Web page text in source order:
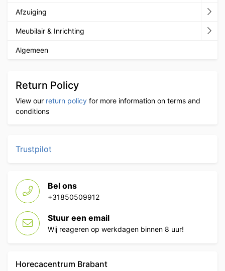
Afzuiging
Meubilair & Inrichting
Algemeen
Return Policy
View our return policy for more information on terms and
conditions
Trustpilot
Bel ons
+31850509912
Stuur een email
Wij reageren op werkdagen binnen 8 uur!
Horecacentrum Brabant